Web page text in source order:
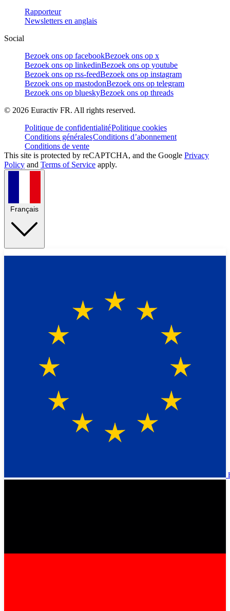
Rapporteur
Newsletters en anglais
Social
Bezoek ons op facebookBezoek ons op x
Bezoek ons op linkedinBezoek ons op youtube
Bezoek ons op rss-feedBezoek ons op instagram
Bezoek ons op mastodonBezoek ons op telegram
Bezoek ons op blueskyBezoek ons op threads
© 2026 Euractiv FR. All rights reserved.
Politique de confidentialitéPolitique cookies
Conditions généralesConditions d’abonnement
Conditions de vente
This site is protected by reCAPTCHA, and the Google Privacy
Policy and Terms of Service apply.
Français